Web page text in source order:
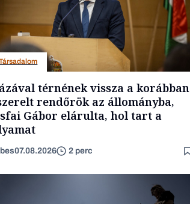
térnének vissza a korábban
rendőrök az állományba,
Gábor elárulta, hol tart a
07.08.2026 2 perc